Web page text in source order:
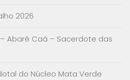
2026
Abaré Caá – Sacerdote das
do Núcleo Mata Verde